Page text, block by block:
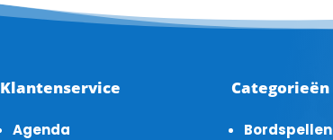
Klantenservice
Agenda
Categorieën
Bordspellen